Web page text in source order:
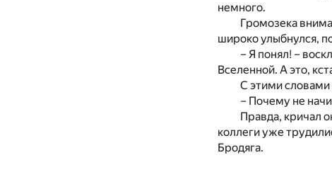
немного.
Громозека
широко улыбнулся,
– Я понял! –
Вселенной. А это,
С этими словами
– Почему не
Правда, кричал
коллеги уже
Бродяга.